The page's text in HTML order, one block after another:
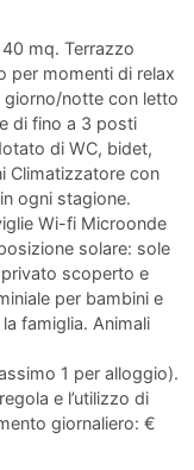
mq. Terrazzo
per momenti di relax
giorno/notte con letto
di fino a 3 posti
di WC, bidet,
Climatizzatore con
ogni stagione.
Wi-fi Microonde
solare: sole
scoperto e
per bambini e
famiglia. Animali
1 per alloggio).
e l’utilizzo di
giornaliero: €